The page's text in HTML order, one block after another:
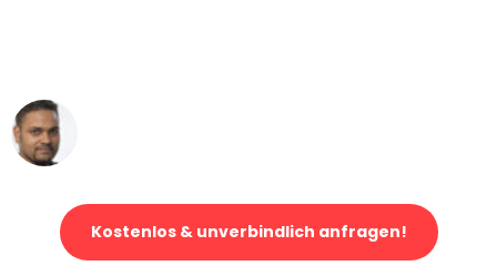
Kostenlos & unverbindlich anfragen!